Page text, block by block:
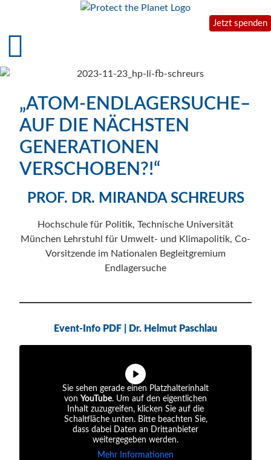
Jetzt spenden
„ATOM-ENDLAGERSUCHE–
AUF DIE NÄCHSTEN
GENERATIONEN
VERSCHOBEN?!“
PROF. DR. MIRANDA SCHREURS
Hochschule für Politik, Technische Universität
München Lehrstuhl für Umwelt- und Klimapolitik, Co-
Vorsitzende im Nationalen Begleitgremium
Endlagersuche
Event-Info PDF | Dr. Helmut Paschlau
Sie sehen gerade einen Platzhalterinhalt
von YouTube. Um auf den eigentlichen
Inhalt zuzugreifen, klicken Sie auf die
Schaltfläche unten. Bitte beachten Sie,
dass dabei Daten an Drittanbieter
weitergegeben werden.
Mehr Informationen